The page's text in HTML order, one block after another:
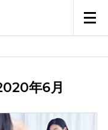
年6月